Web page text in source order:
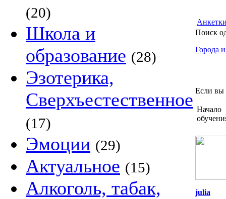
(20)
Школа и
образование (28)
Эзотерика,
Сверхъестественное
(17)
Эмоции (29)
Актуальное (15)
Алкоголь, табак,
Поиск
Города
Если вы
Начало
julia